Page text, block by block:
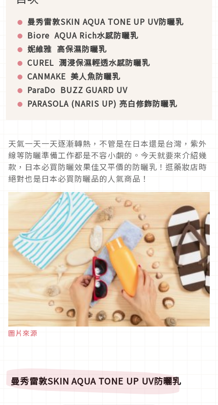
曼秀雷敦SKIN AQUA TONE UP UV防曬乳
Biore AQUA Rich水感防曬乳
妮維雅 高保濕防曬乳
CUREL 潤浸保濕輕透水感防曬乳
CANMAKE 美人魚防曬乳
ParaDo BUZZ GUARD UV
PARASOLA (NARIS UP) 亮白修飾防曬乳
天氣一天一天逐漸轉熱，不管是在日本還是台灣，紫外
線等防曬準備工作都是不容小覷的。今天就要來介紹幾
款，日本必買防曬效果佳又平價的防曬乳！逛藥妝店時
絕對也是日本必買防曬品的人氣商品！
圖片來源
曼秀雷敦SKIN AQUA TONE UP UV防曬乳